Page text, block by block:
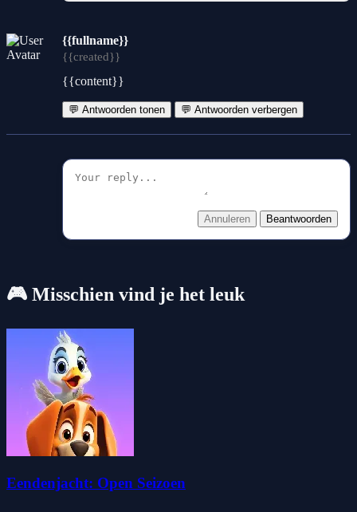
{{fullname}}
{{created}}
{{content}}
💬 Antwoorden tonen 💬 Antwoorden verbergen
Annuleren Beantwoorden
🎮 Misschien vind je het leuk
Eendenjacht: Open Seizoen